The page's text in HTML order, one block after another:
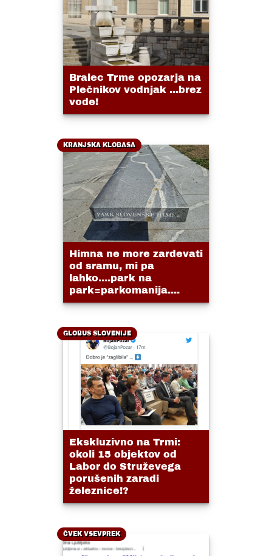
Bralec Trme opozarja na
Plečnikov vodnjak ...brez
vode!
KRANJSKA KLOBASA
Himna ne more zardevati
od sramu, mi pa
lahko....park na
park=parkomanija....
GLOBUS SLOVENIJE
Ekskluzivno na Trmi:
okoli 15 objektov od
Labor do Struževega
porušenih zaradi
železnice!?
ČVEK VSEVPREK